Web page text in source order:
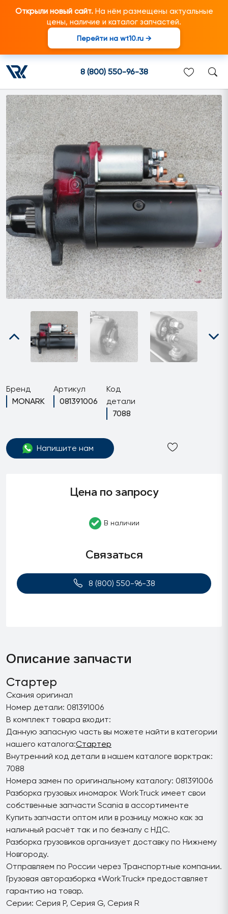
Открыли новый сайт.На нём размещены актуальные
цены, наличие и каталог запчастей.
Перейти на wt10.ru →
8 (800) 550-96-38
081391006 Стартер
подходит для грузовиков
марки Scania/Скания
Бренд
MONARK
Артикул
081391006
Код
детали
7088
Напишите нам
Цена по запросу
В наличии
Связаться
8 (800) 550-96-38
Описание запчасти
Стартер
Скания оригинал
Номер детали: 081391006
В комплект товара входит:
Данную запасную часть вы можете найти в категории
нашего каталога:Стартер
Внутренний код детали в нашем каталоге ворктрак:
7088
Номера замен по оригинальному каталогу: 081391006
Разборка грузовых иномарок WorkTruck имеет свои
собственные запчасти Scania в ассортименте
Купить запчасти оптом или в розницу можно как за
наличный расчёт так и по безналу с НДС.
Разборка грузовиков организует доставку по Нижнему
Новгороду.
Отправляем по России через Транспортные компании.
Грузовая авторазборка «WorkTruck» предоставляет
гарантию на товар.
Серии: Серия P, Серия G, Серия R